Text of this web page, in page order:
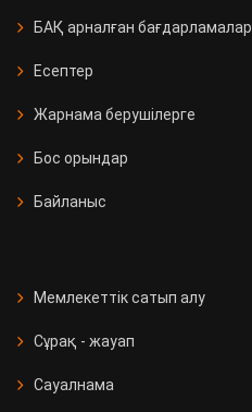
БАҚ арналған бағдарламалар
Есептер
Жарнама берушілерге
Бос орындар
Байланыс
Мемлекеттік сатып алу
Сұрақ - жауап
Сауалнама